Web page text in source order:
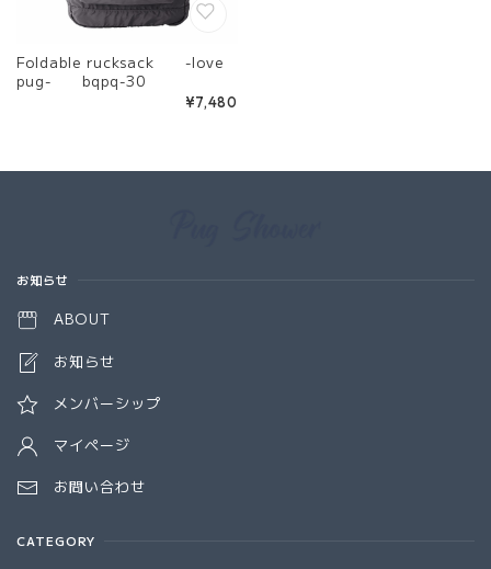
Foldable rucksack -love
pug- bqpq-30
¥7,480
お知らせ
ABOUT
お知らせ
メンバーシップ
マイページ
お問い合わせ
CATEGORY